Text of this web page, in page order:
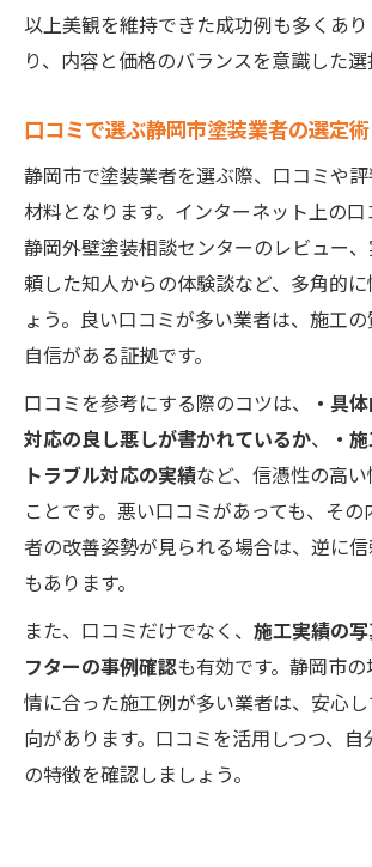
以上美観を維持できた成功例も多くあ
り、内容と価格のバランスを意識した選
口コミで選ぶ静岡市塗装業者の選定術
静岡市で塗装業者を選ぶ際、口コミや
材料となります。インターネット上の口
静岡外壁塗装相談センターのレビュー
頼した知人からの体験談など、多角的
ょう。良い口コミが多い業者は、施工
自信がある証拠です。
口コミを参考にする際のコツは、
・具
対応の良し悪しが書かれているか、
・
トラブル対応の実績など、信憑性の高
ことです。悪い口コミがあっても、そ
者の改善姿勢が見られる場合は、逆に
もあります。
また、口コミだけでなく、 施工実績の
フターの事例確認も有効です。静岡市
情に合った施工例が多い業者は、安心
向があります。口コミを活用しつつ、
の特徴を確認しましょう。